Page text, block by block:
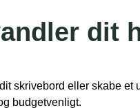
dit
skrivebord eller skabe
budgetvenligt.